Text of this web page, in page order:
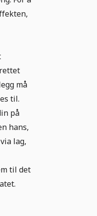
må
til.
på
hans,
lag,
til det